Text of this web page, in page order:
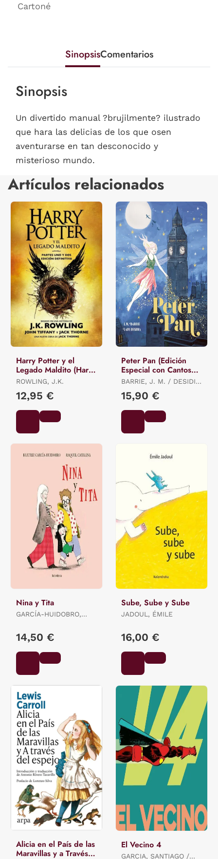
Cartoné
SinopsisComentarios
Sinopsis
Un divertido manual ?brujilmente? ilustrado
que hara las delicias de los que osen
aventurarse en tan desconocido y
misterioso mundo.
Artículos relacionados
Harry Potter y el
Legado Maldito (Harry
Potter 8)
ROWLING, J.K.
12,95 €
Peter Pan (Edición
Especial con Cantos
Tintados)
BARRIE, J. M. / DESIDIA,
15,90 €
Nina y Tita
GARCÍA-HUIDOBRO,
14,50 €
Sube, Sube y Sube
JADOUL, ÉMILE
16,00 €
Alicia en el País de las
Maravillas y a Través
El Vecino 4
GARCIA, SANTIAGO /